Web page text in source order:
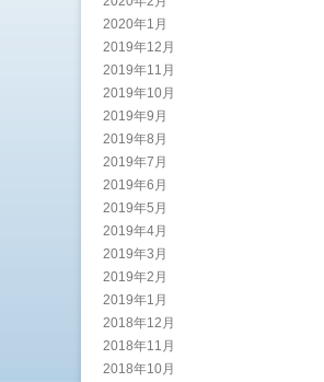
2020年1月
2019年12月
2019年11月
2019年10月
2019年9月
2019年8月
2019年7月
2019年6月
2019年5月
2019年4月
2019年3月
2019年2月
2019年1月
2018年12月
2018年11月
2018年10月